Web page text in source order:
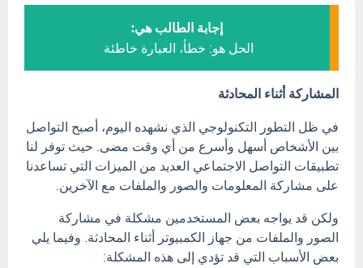
إجابة الطالب هي:
الحل هو: خطأ، العبارة خاطئة
المشاركة أثناء المحادثة
في ظل التطور التكنولوجي الذي نشهده اليوم، أصبح التواصل
بين الأشخاص أسهل وأسرع من أي وقت مضى. حيث توفر لنا
تطبيقات التواصل الاجتماعي العديد من الميزات التي تساعدنا
على مشاركة المعلومات والصور والملفات مع الآخرين.
ولكن قد يواجه بعض المستخدمين مشكلة في مشاركة
الصور والملفات من جهاز الكمبيوتر أثناء المحادثة. وفيما يلي
بعض الأسباب التي قد تؤدي إلى هذه المشكلة: